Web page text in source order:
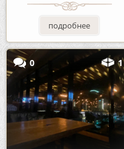
подробнее
0 1